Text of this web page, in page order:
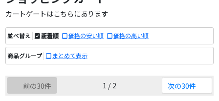
カートゲートはこちらにあります
並べ替え 新着順 価格の安い順 価格の高い順
商品グループ まとめて表示
前の30件 1 / 2 次の30件